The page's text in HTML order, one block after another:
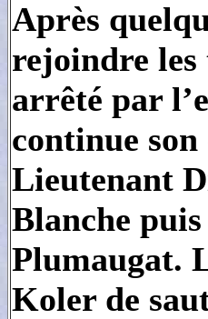
Après
rejoindre les
arrêté par
continue
Lieutenant
Blanche
Plumaugat.
Koler de